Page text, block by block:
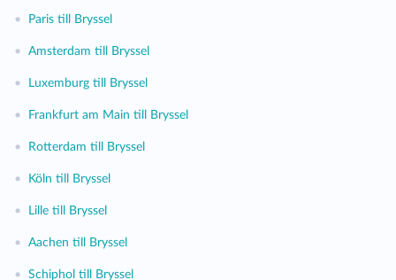
• Paris till Bryssel
• Amsterdam till Bryssel
• Luxemburg till Bryssel
• Frankfurt am Main till Bryssel
• Rotterdam till Bryssel
• Köln till Bryssel
• Lille till Bryssel
• Aachen till Bryssel
• Schiphol till Bryssel